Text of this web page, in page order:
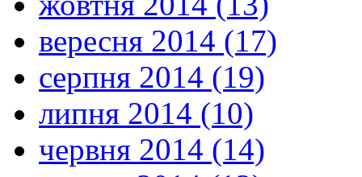
вересня 2014 (17)
серпня 2014 (19)
липня 2014 (10)
червня 2014 (14)